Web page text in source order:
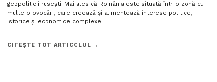
geopoliticii rusești. Mai ales că România este situată într-o zonă cu
multe provocări, care creează și alimentează interese politice,
istorice și economice complexe.
CITEȘTE TOT ARTICOLUL →